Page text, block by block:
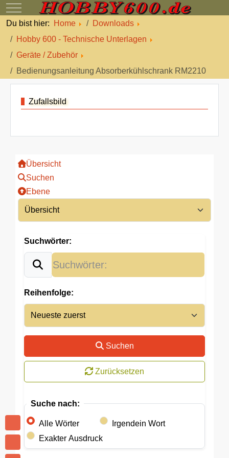
Mobile Menu Toggle
Du bist hier:
Home
Downloads
Hobby 600 - Technische Unterlagen
Geräte / Zubehör
Bedienungsanleitung Absorberkühlschrank RM2210
Zufallsbild
Übersicht
Suchen
Ebene
Suchwörter:
Reihenfolge:
Suchen
Zurücksetzen
Suche nach:
Alle Wörter
Irgendein Wort
Exakter Ausdruck